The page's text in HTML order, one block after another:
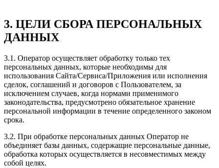
3. ЦЕЛИ СБОРА ПЕРСОНАЛЬНЫХ
ДАННЫХ
3.1. Оператор осуществляет обработку только тех
персональных данных, которые необходимы для
использования Сайта/Сервиса/Приложения или исполнения
сделок, соглашений и договоров с Пользователем, за
исключением случаев, когда нормами применимого
законодательства, предусмотрено обязательное хранение
персональной информации в течение определенного законом
срока.
3.2. При обработке персональных данных Оператор не
объединяет базы данных, содержащие персональные данные,
обработка которых осуществляется в несовместимых между
собой целях.